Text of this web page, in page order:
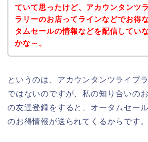
ていて思ったけど、アカウンタンツ
ラリーのお店ってラインなどでお得
タムセールの情報などを配信してい
かな～。
というのは、アカウンタンツライブ
ではないのですが、私の知り合いの
の友達登録をすると、オータムセー
のお得情報が送られてくるからです。